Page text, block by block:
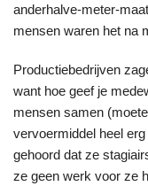
anderhalve-meter-
mensen waren het na
Productiebedrijven
want hoe geef je
mensen samen
vervoermiddel heel
gehoord dat ze
ze geen werk voor ze